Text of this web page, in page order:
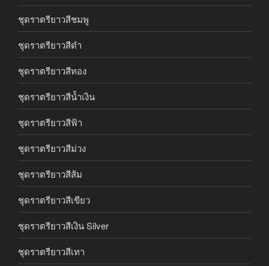
ชุดราตรียาวสีชมพู
ชุดราตรียาวสีดำ
ชุดราตรียาวสีทอง
ชุดราตรียาวสีน้ำเงิน
ชุดราตรียาวสีฟ้า
ชุดราตรียาวสีม่วง
ชุดราตรียาวสีส้ม
ชุดราตรียาวสีเขียว
ชุดราตรียาวสีเงิน Silver
ชุดราตรียาวสีเทา